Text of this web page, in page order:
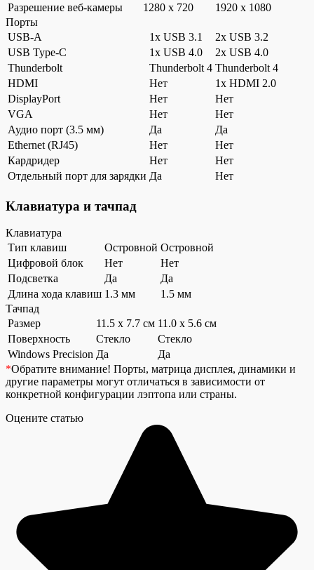
Разрешение веб-камеры
1280 x 720
1920 x 1080
Порты
USB-A
1x USB 3.1
2x USB 3.2
USB Type-C
1x USB 4.0
2x USB 4.0
Thunderbolt
Thunderbolt 4 Thunderbolt 4
HDMI
Нет
1x HDMI 2.0
DisplayPort
Нет
Нет
VGA
Нет
Нет
Аудио порт (3.5 мм)
Да
Да
Ethernet (RJ45)
Нет
Нет
Кардридер
Нет
Нет
Отдельный порт для зарядки Да Нет
Клавиатура и тачпад
Клавиатура
Тип клавиш
Островной Островной
Цифровой блок
Нет
Нет
Подсветка
Да
Да
Длина хода клавиш 1.3 мм
1.5 мм
Тачпад
Размер
11.5 x 7.7 см 11.0 x 5.6 см
Поверхность
Стекло
Стекло
Windows Precision Да
Да
*Обратите внимание! Порты, матрица дисплея, динамики и
другие параметры могут отличаться в зависимости от
конкретной конфигурации лэптопа или страны.
Оцените статью